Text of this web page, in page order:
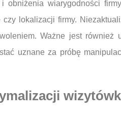
obniżenia wiarygodności
lokalizacji firmy.
Ważne jest również
uznane za próbę